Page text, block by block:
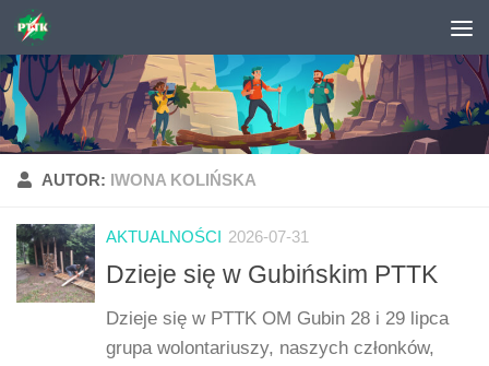
Skip to content
AUTOR: IWONA KOLIŃSKA
AKTUALNOŚCI 2026-07-31
Dzieje się w Gubińskim PTTK
Dzieje się w PTTK OM Gubin 28 i 29 lipca
grupa wolontariuszy, naszych członków,